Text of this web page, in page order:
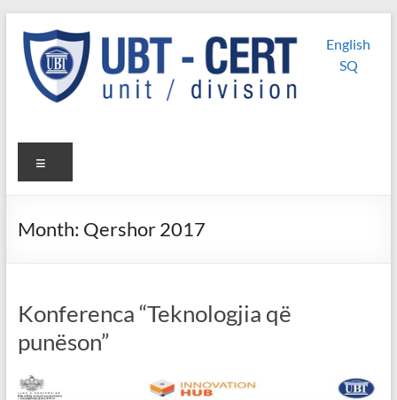
content
UBT
CERT
UBT CERT –
Unit/Division
English
SQ
Month: Qershor 2017
Konferenca “Teknologjia që
punëson”